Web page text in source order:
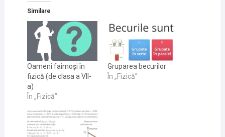
Similare
Oameni faimoși în
fizică (de clasa a VII-
a)
În „Fizică”
Gruparea becurilor
În „Fizică”